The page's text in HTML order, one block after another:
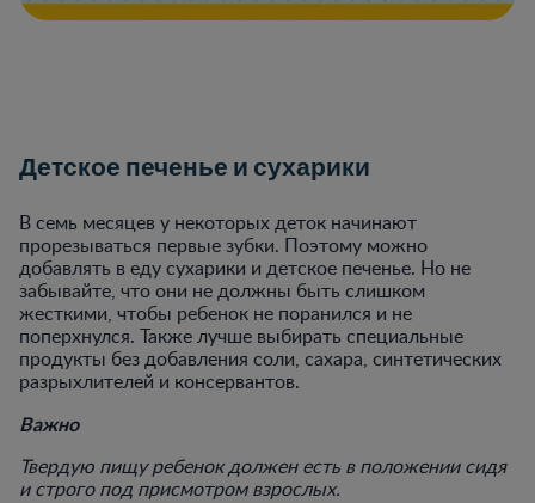
Детское печенье и сухарики
В семь месяцев у некоторых деток начинают
прорезываться первые зубки. Поэтому можно
добавлять в еду сухарики и детское печенье. Но не
забывайте, что они не должны быть слишком
жесткими, чтобы ребенок не поранился и не
поперхнулся. Также лучше выбирать специальные
продукты без добавления соли, сахара, синтетических
разрыхлителей и консервантов.
Важно
Твердую пищу ребенок должен есть в положении сидя
и строго под присмотром взрослых.